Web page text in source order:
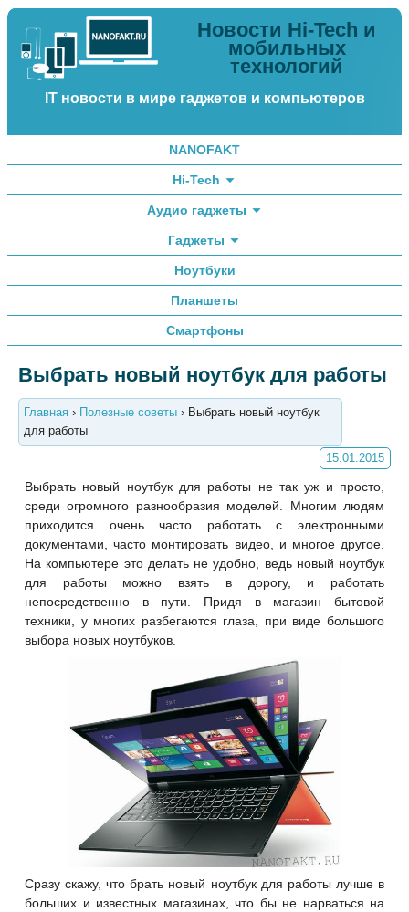
Новости Hi-Tech и
мобильных
технологий
IT новости в мире гаджетов и компьютеров
NANOFAKT
Hi-Tech
Аудио гаджеты
Гаджеты
Ноутбуки
Планшеты
Смартфоны
Выбрать новый ноутбук для работы
Главная › Полезные советы › Выбрать новый ноутбук
для работы
15.01.2015
Выбрать новый ноутбук для работы не так уж и просто,
среди огромного разнообразия моделей. Многим людям
приходится очень часто работать с электронными
документами, часто монтировать видео, и многое другое.
На компьютере это делать не удобно, ведь новый ноутбук
для работы можно взять в дорогу, и работать
непосредственно в пути. Придя в магазин бытовой
техники, у многих разбегаются глаза, при виде большого
выбора новых ноутбуков.
Сразу скажу, что брать новый ноутбук для работы лучше в
больших и известных магазинах, что бы не нарваться на